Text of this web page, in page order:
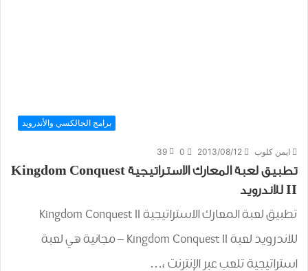
برامج الجالكسي والأندرويد
ايمن كلوب 2013/08/12
0
39
تطبيق لعبة المعارك الاستراتيجية Kingdom Conquest
II للاندرويد
تطبيق لعبة المعارك الاستراتيجية Kingdom Conquest II
للاندرويد لعبة Kingdom Conquest II – مجانية هي لعبة
استراتيجية تلعب عبر الإنترنت ،…